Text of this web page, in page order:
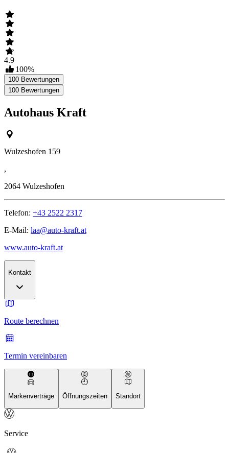
4.9
100%
100 Bewertungen
100 Bewertungen
Autohaus Kraft
Wulzeshofen 159
,
2064 Wulzeshofen
Telefon: +43 2522 2317
E-Mail: laa@auto-kraft.at
www.auto-kraft.at
Kontakt
Route berechnen
Termin vereinbaren
Markenverträge Öffnungszeiten Standort
Service